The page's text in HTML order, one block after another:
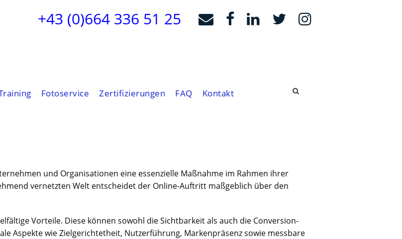
+43 (0)664 336 51 25
Fotoservice Zertifizierungen FAQ Kontakt
und Organisationen eine essenzielle Maßnahme im Rahmen ihrer
vernetzten Welt entscheidet der Online-Auftritt maßgeblich über den
Vorteile. Diese können sowohl die Sichtbarkeit als auch die Conversion-
Aspekte wie Zielgerichtetheit, Nutzerführung, Markenpräsenz sowie messbare